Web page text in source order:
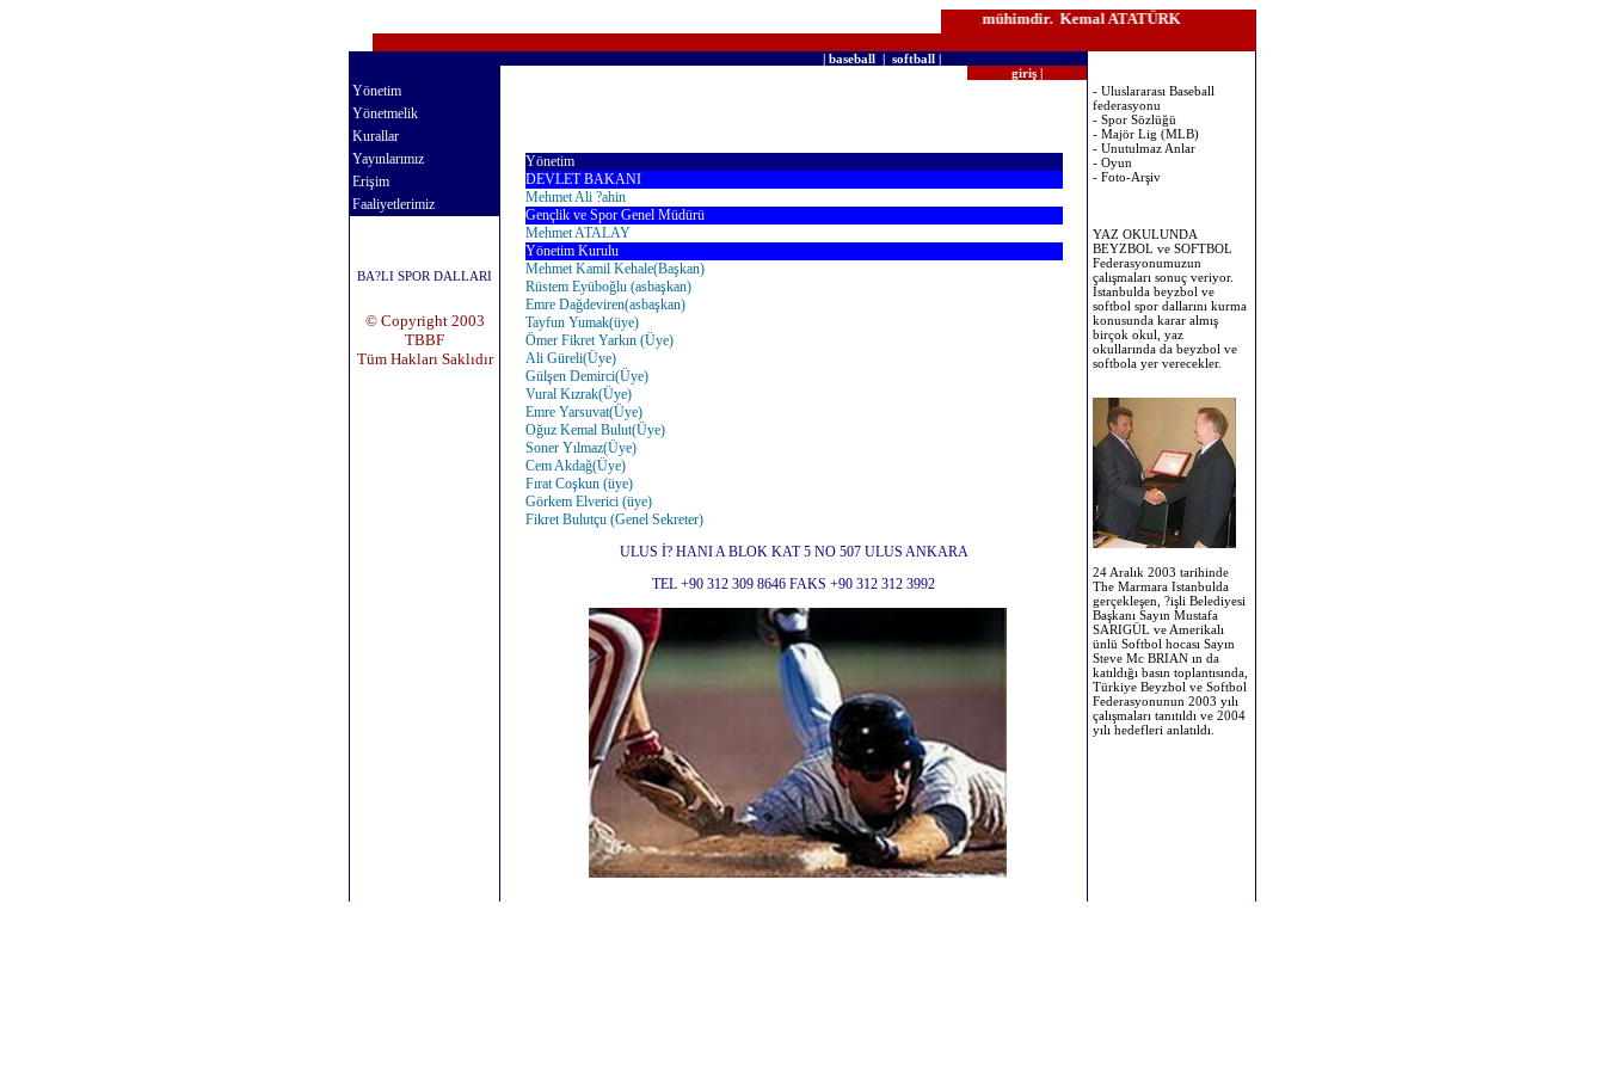
Bütün millet ve memleket evlatlarını sportmen yapabilmek için sarfedilen çalışmanın ehemmiyet ve kudsiyeti aynı derecede kıymetli ve mühimdir. Kemal ATATÜRK
| baseball | softball |
- Uluslararası Baseball
federasyonu
- Spor Sözlüğü
- Majör Lig (MLB)
- Unutulmaz Anlar
- Oyun
- Foto-Arşiv
YAZ OKULUNDA
BEYZBOL ve SOFTBOL
Federasyonumuzun
çalışmaları sonuç veriyor.
İstanbulda beyzbol ve
softbol spor dallarını kurma
konusunda karar almış
birçok okul, yaz
okullarında da beyzbol ve
softbola yer verecekler.
24 Aralık 2003 tarihinde
The Marmara Istanbulda
gerçekleşen, ?işli Belediyesi
Başkanı Sayın Mustafa
SARIGÜL ve Amerikalı
ünlü Softbol hocası Sayın
Steve Mc BRIAN ın da
katıldığı basın toplantısında,
Türkiye Beyzbol ve Softbol
Federasyonunun 2003 yılı
çalışmaları tanıtıldı ve 2004
yılı hedefleri anlatıldı.
giriş |
Yönetim
Yönetmelik
Kurallar
Yayınlarımız
Erişim
Faaliyetlerimiz
BA?LI SPOR DALLARI
© Copyright 2003
TBBF
Tüm Hakları Saklıdır
Yönetim
DEVLET BAKANI
Mehmet Ali ?ahin
Gençlik ve Spor Genel Müdürü
Mehmet ATALAY
Yönetim Kurulu
Mehmet Kamil Kehale(Başkan)
Rüstem Eyüboğlu (asbaşkan)
Emre Dağdeviren(asbaşkan)
Tayfun Yumak(üye)
Ömer Fikret Yarkın (Üye)
Ali Güreli(Üye)
Gülşen Demirci(Üye)
Vural Kızrak(Üye)
Emre Yarsuvat(Üye)
Oğuz Kemal Bulut(Üye)
Soner Yılmaz(Üye)
Cem Akdağ(Üye)
Fırat Coşkun (üye)
Görkem Elverici (üye)
Fikret Bulutçu (Genel Sekreter)
ULUS İ? HANI A BLOK KAT 5 NO 507 ULUS ANKARA
TEL +90 312 309 8646 FAKS +90 312 312 3992